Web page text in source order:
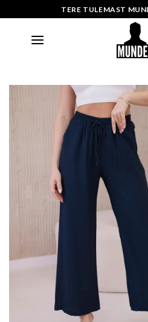
to
TERE TULEMAST